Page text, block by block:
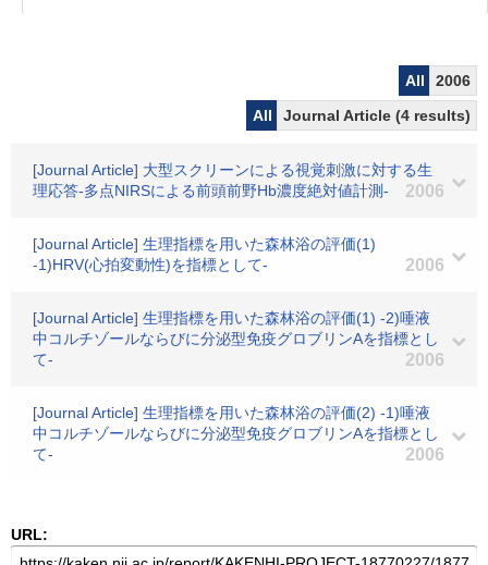
All
2006
All
Journal Article (4 results)
[Journal Article] 大型スクリーンによる視覚刺激に対する生
理応答-多点NIRSによる前頭前野Hb濃度絶対値計測-
2006
[Journal Article] 生理指標を用いた森林浴の評価(1)
-1)HRV(心拍変動性)を指標として-
2006
[Journal Article] 生理指標を用いた森林浴の評価(1) -2)唾液
中コルチゾールならびに分泌型免疫グロブリンAを指標とし
て-
2006
[Journal Article] 生理指標を用いた森林浴の評価(2) -1)唾液
中コルチゾールならびに分泌型免疫グロブリンAを指標とし
て-
2006
URL: